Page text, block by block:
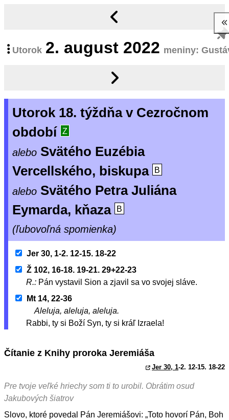
Utorok 2. august 2022 meniny:
Utorok 18. týždňa v Cezročnom
období
Z
alebo Svätého Euzébia
Vercellského, biskupa
B
alebo Svätého Petra Juliána
Eymarda, kňaza
B
(ľubovoľná spomienka)
Jer 30, 1-2. 12-15. 18-22
Ž 102, 16-18. 19-21. 29+22-23
R.: Pán vystavil Sion a zjavil sa vo svojej sláve.
Mt 14, 22-36
Aleluja, aleluja, aleluja.
Rabbi, ty si Boží Syn, ty si kráľ Izraela!
Čítanie z Knihy proroka Jeremiáša
Jer 30, 1-2. 12-15. 18-22
Pre tvoje veľké hriechy som ti to urobil. Obrátim osud
Jakubových šiatrov
Slovo, ktoré povedal Pán Jeremiášovi: „Toto hovorí Pán, Boh